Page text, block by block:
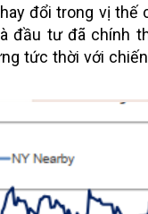
đổi trong vị thế
đầu tư đã chính
tức thời với